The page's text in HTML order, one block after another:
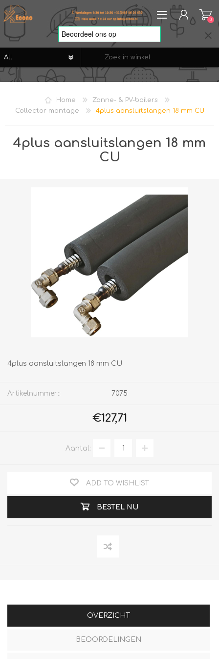
REGISTREREN
VERLANGLIJST
0
Home
Zonne- & PV-boilers
Collector montage
4plus aansluitslangen 18 mm CU
4plus aansluitslangen 18 mm
CU
4plus aansluitslangen 18 mm CU
Artikelnummer:: 7075
€127,71
Aantal:
ADD TO WISHLIST
BESTEL NU
OVERZICHT
BEOORDELINGEN